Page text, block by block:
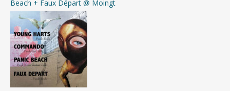
Beach + Faux Départ @ Moingt